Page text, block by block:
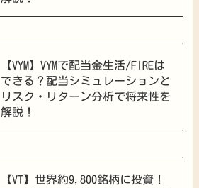
【VYM】VYMで配当金生活/FIREは
できる？配当シミュレーションと
リスク・リターン分析で将来性を
解説！
【VT】世界約9,800銘柄に投資！